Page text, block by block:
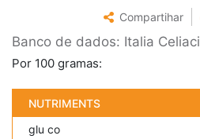
Compartihar
Banco de dados: Italia Celiaci
Por 100 gramas:
NUTRIMENTS
glu co